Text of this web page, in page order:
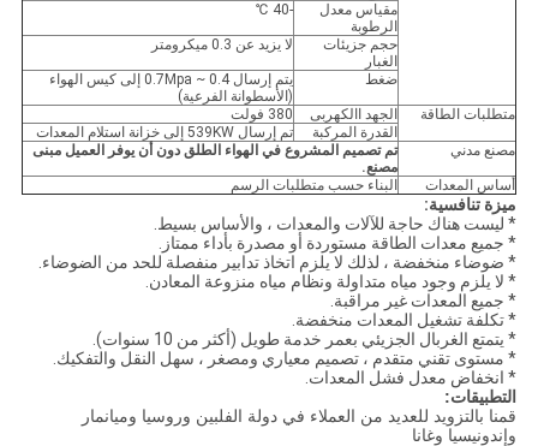
مقياس معدل
الرطوبة
-40 ℃
حجم جزيئات
الغبار
لا يزيد عن 0.3 ميكرومتر
ضغط
يتم إرسال 0.4 ~ 0.7Mpa إلى كيس الهواء
(الأسطوانة الفرعية)
متطلبات الطاقة
الجهد االكهربى
380 فولت
القدرة المركبة
تم إرسال 539KW إلى خزانة استلام المعدات
مصنع مدني
تم تصميم المشروع في الهواء الطلق دون أن يوفر العميل مبنى
مصنع.
أساس المعدات
البناء حسب متطلبات الرسم
ميزة تنافسية:
* ليست هناك حاجة للآلات والمعدات ، والأساس بسيط.
* جميع معدات الطاقة مستوردة أو مصدرة بأداء ممتاز.
* ضوضاء منخفضة ، لذلك لا يلزم اتخاذ تدابير منفصلة للحد من الضوضاء.
* لا يلزم وجود مياه متداولة ونظام مياه منزوعة المعادن.
* جميع المعدات غير مراقبة.
* تكلفة تشغيل المعدات منخفضة.
* يتمتع الغربال الجزيئي بعمر خدمة طويل (أكثر من 10 سنوات).
* مستوى تقني متقدم ، تصميم معياري ومصغر ، سهل النقل والتفكيك.
* انخفاض معدل فشل المعدات.
التطبيقات:
قمنا بالتزويد للعديد من العملاء في دولة الفلبين وروسيا وميانمار
وإندونيسيا وغانا